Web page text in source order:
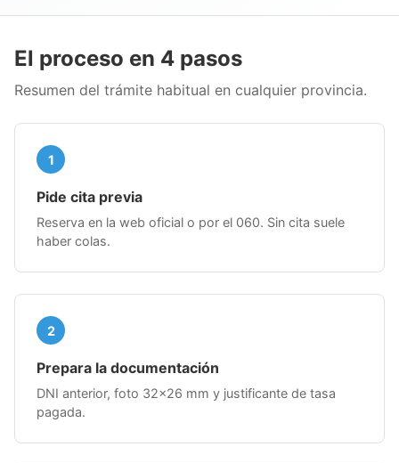
El proceso en 4 pasos
Resumen del trámite habitual en cualquier provincia.
1
Pide cita previa
Reserva en la web oficial o por el 060. Sin cita suele
haber colas.
2
Prepara la documentación
DNI anterior, foto 32×26 mm y justificante de tasa
pagada.